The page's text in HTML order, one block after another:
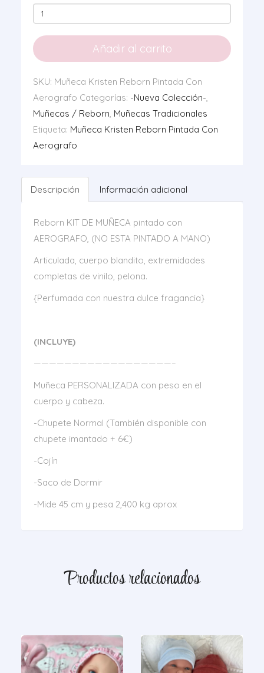
Muñeca
Kristen
Reborn
Pintada
cantidad
Añadir al carrito
SKU: Muñeca Kristen Reborn Pintada Con
Aerografo Categorías: -Nueva Colección-,
Muñecas / Reborn, Muñecas Tradicionales
Etiqueta: Muñeca Kristen Reborn Pintada Con
Aerografo
Descripción Información adicional
Reborn KIT DE MUÑECA pintado con
AEROGRAFO, (NO ESTA PINTADO A MANO)
Articulada, cuerpo blandito, extremidades
completas de vinilo, pelona.
{Perfumada con nuestra dulce fragancia}
(INCLUYE)
——————————————————–
Muñeca PERSONALIZADA con peso en el
cuerpo y cabeza.
-Chupete Normal (También disponible con
chupete imantado + 6€)
-Cojín
-Saco de Dormir
-Mide 45 cm y pesa 2,400 kg aprox
Productos relacionados